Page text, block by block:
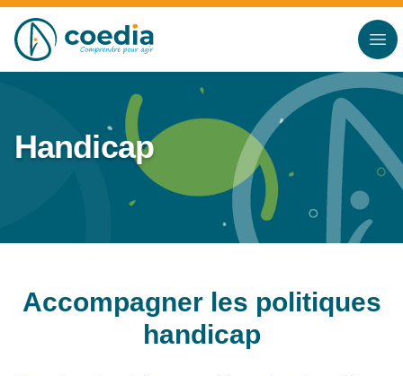
Accès au contenu
Handicap
Accompagner les politiques
handicap
Panneau de gestion des cookies